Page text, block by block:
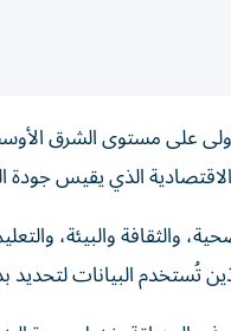
يقيس جودة الحياة في 173 مدينة
والبيئة،
تُستخدم البيانات لتحديد